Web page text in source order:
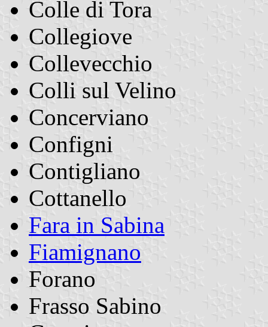
Colle di Tora
Collegiove
Collevecchio
Colli sul Velino
Concerviano
Configni
Contigliano
Cottanello
Fara in Sabina
Fiamignano
Forano
Frasso Sabino